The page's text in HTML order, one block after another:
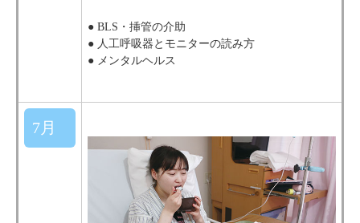
● BLS・挿管の介助
● 人工呼吸器とモニターの読み方
● メンタルヘルス
7月